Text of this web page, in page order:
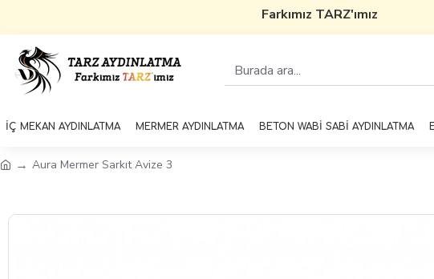
Farkımız TARZ'ımız5000
İÇ MEKAN AYDINLATMA MERMER AYDINLATMA BETON WABİ SABİ AYDINLATMA
Aura Mermer Sarkıt Avize 3